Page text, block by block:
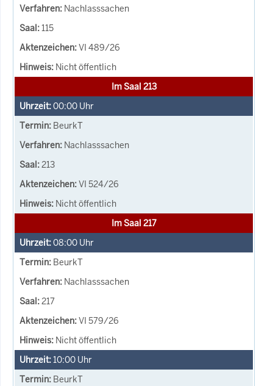
Nachlasssachen
115
VI 489/26
Nicht öffentlich
Im Saal 213
00:00 Uhr
BeurkT
Nachlasssachen
213
VI 524/26
Nicht öffentlich
Im Saal 217
08:00 Uhr
BeurkT
Nachlasssachen
217
VI 579/26
Nicht öffentlich
10:00 Uhr
BeurkT